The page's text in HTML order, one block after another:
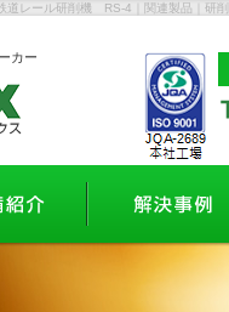
レール研削機 RS-4｜関連製品｜研削
カー